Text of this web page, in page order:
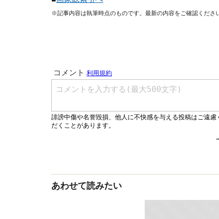
※記事内容は執筆時点のものです。最新の内容をご確認くださ
あわせて読みたい